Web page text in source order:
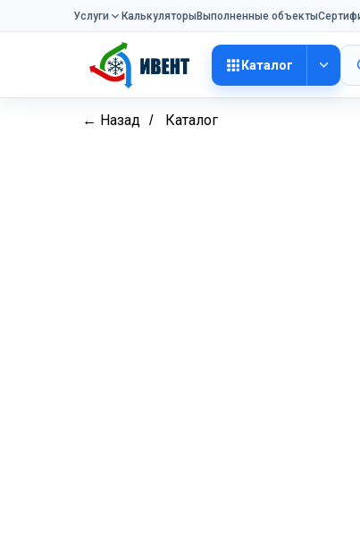
Услуги КалькуляторыВыполненные объекты
Каталог
← Назад / Каталог